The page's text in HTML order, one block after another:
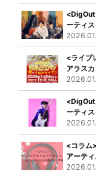
ーティ
<ライブ
アラス
ーティ
<コラム
アーテ